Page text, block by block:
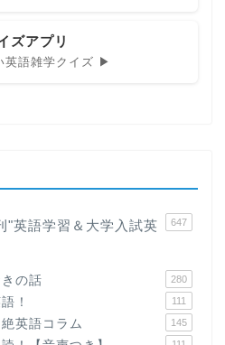
ズアプリ
英語雑学クイズ ▶
"英語学習＆大学入試英
647
の話 280
！ 111
英語コラム 145